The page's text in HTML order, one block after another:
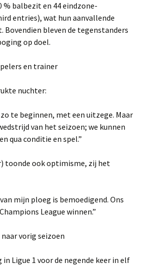
% balbezit en 44 eindzone-
entries), wat hun aanvallende
bleven de tegenstanders
op doel.
en trainer
nuchter:
te beginnen, met een uitzege. Maar
van het seizoen; we kunnen
qua conditie en spel.”
toonde ook optimisme, zij het
mijn ploeg is bemoedigend. Ons
League winnen.”
vorig seizoen
in Ligue 1 voor de negende keer in elf